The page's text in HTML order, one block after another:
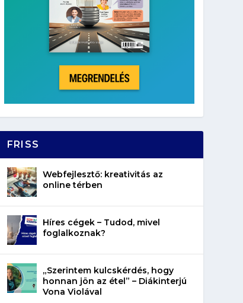
FRISS
Webfejlesztő: kreativitás az
online térben
Híres cégek – Tudod, mivel
foglalkoznak?
„Szerintem kulcskérdés, hogy
honnan jön az étel” – Diákinterjú
Vona Violával